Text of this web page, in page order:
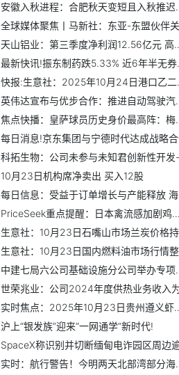
安徽入秋进程：
天山铝业：第三季度净利
最新快
快报:生意
英伟达宣布与
焦点快播：皇萨球
每日消息!京东集团与宁德时代达成战略
10月23日机构席净卖出 买入12股
PriceSeek重点提醒：日本禽流感加剧鸡蛋价格上行风险
生意社：10月23日国内燃料油市场行情
中建七局六公
实时焦点：2025年10月
沪上“银发族”迎来“一网通学”新时代!
实时：航行警告